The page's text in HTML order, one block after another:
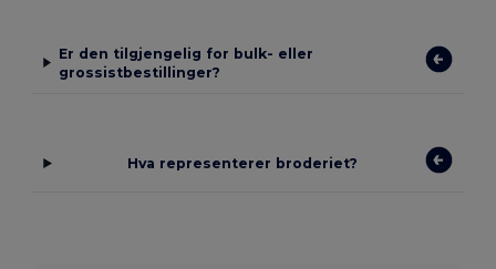
Er den tilgjengelig for bulk- eller
grossistbestillinger?
Hva representerer broderiet?